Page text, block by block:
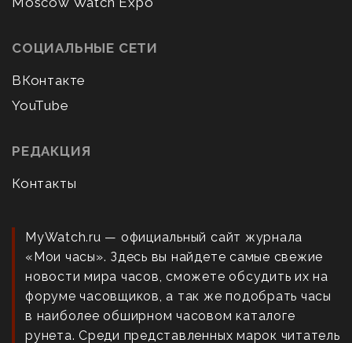
СОЦИАЛЬНЫЕ СЕТИ
ВКонтакте
YouTube
РЕДАКЦИЯ
Контакты
MyWatch.ru — официальный сайт журнала
«Мои часы». Здесь вы найдете самые свежие
новости мира часов, сможете обсудить их на
форуме часовщиков, а так же подобрать часы
в наиболее обширном часовом каталоге
рунета. Среди представленных марок читатель